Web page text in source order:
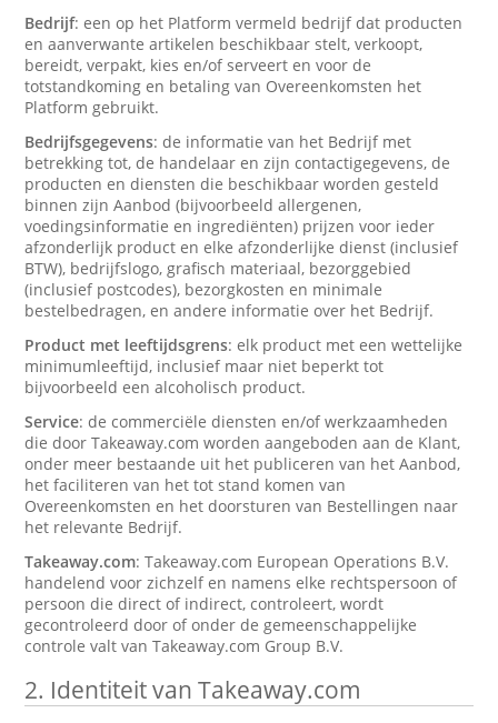
Bedrijf: een op het Platform vermeld bedrijf dat producten
en aanverwante artikelen beschikbaar stelt, verkoopt,
bereidt, verpakt, kies en/of serveert en voor de
totstandkoming en betaling van Overeenkomsten het
Platform gebruikt.
Bedrijfsgegevens: de informatie van het Bedrijf met
betrekking tot, de handelaar en zijn contactigegevens, de
producten en diensten die beschikbaar worden gesteld
binnen zijn Aanbod (bijvoorbeeld allergenen,
voedingsinformatie en ingrediënten) prijzen voor ieder
afzonderlijk product en elke afzonderlijke dienst (inclusief
BTW), bedrijfslogo, grafisch materiaal, bezorggebied
(inclusief postcodes), bezorgkosten en minimale
bestelbedragen, en andere informatie over het Bedrijf.
Product met leeftijdsgrens: elk product met een wettelijke
minimumleeftijd, inclusief maar niet beperkt tot
bijvoorbeeld een alcoholisch product.
Service: de commerciële diensten en/of werkzaamheden
die door Takeaway.com worden aangeboden aan de Klant,
onder meer bestaande uit het publiceren van het Aanbod,
het faciliteren van het tot stand komen van
Overeenkomsten en het doorsturen van Bestellingen naar
het relevante Bedrijf.
Takeaway.com: Takeaway.com European Operations B.V.
handelend voor zichzelf en namens elke rechtspersoon of
persoon die direct of indirect, controleert, wordt
gecontroleerd door of onder de gemeenschappelijke
controle valt van Takeaway.com Group B.V.
2. Identiteit van Takeaway.com